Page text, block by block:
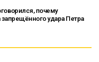
почему
запрещённого удара Петра